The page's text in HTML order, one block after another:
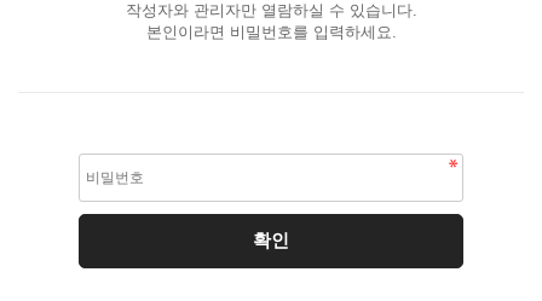
작성자와 관리자만 열람하실 수 있습니다.
본인이라면 비밀번호를 입력하세요.